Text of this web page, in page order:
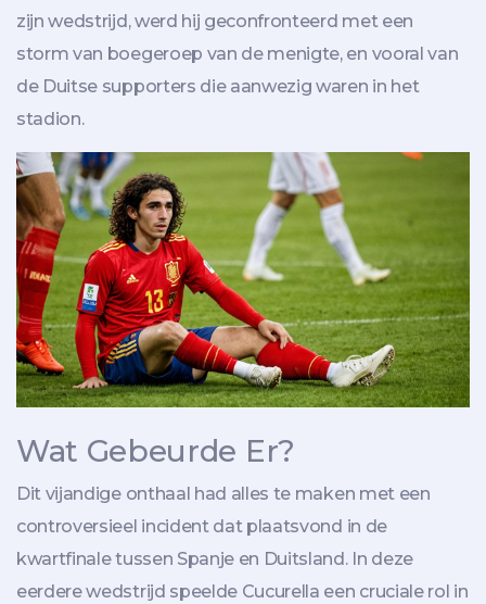
zijn wedstrijd, werd hij geconfronteerd met een
storm van boegeroep van de menigte, en vooral van
de Duitse supporters die aanwezig waren in het
stadion.
Wat Gebeurde Er?
Dit vijandige onthaal had alles te maken met een
controversieel incident dat plaatsvond in de
kwartfinale tussen Spanje en Duitsland. In deze
eerdere wedstrijd speelde Cucurella een cruciale rol in